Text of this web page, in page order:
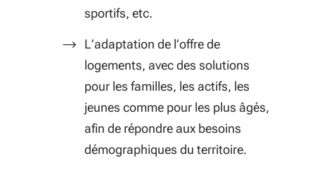
sportifs, etc.
L’adaptation de l’offre de
logements, avec des solutions
pour les familles, les actifs, les
jeunes comme pour les plus âgés,
afin de répondre aux besoins
démographiques du territoire.